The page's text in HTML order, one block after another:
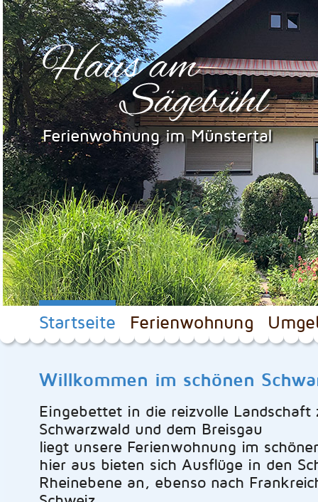
Ferienwohnung im Münstertal
Startseite Ferienwohnung
Willkommen im schönen
Eingebettet in die reizvolle Landschaft
Schwarzwald und dem Breisgau
liegt unsere Ferienwohnung im
hier aus bieten sich Ausflüge in den
Rheinebene an, ebenso nach